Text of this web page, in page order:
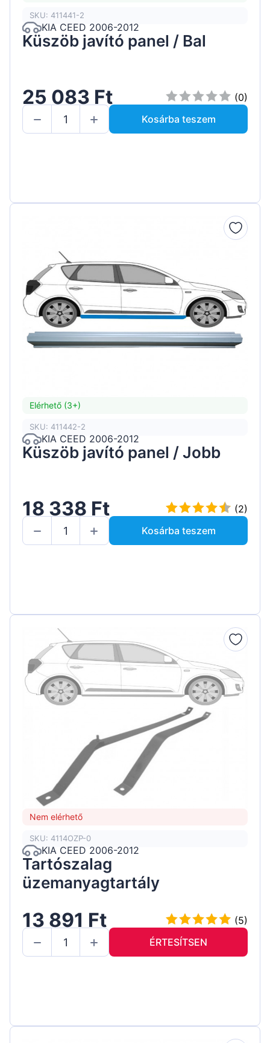
SKU: 411441-2
KIA CEED 2006-2012
Küszöb javító panel / Bal
25 083 Ft
(0)
Kosárba teszem
Elérhető (3+)
SKU: 411442-2
KIA CEED 2006-2012
Küszöb javító panel / Jobb
18 338 Ft
(2)
Kosárba teszem
Nem elérhető
SKU: 4114OZP-0
KIA CEED 2006-2012
Tartószalag
üzemanyagtartály
13 891 Ft
(5)
ÉRTESÍTSEN